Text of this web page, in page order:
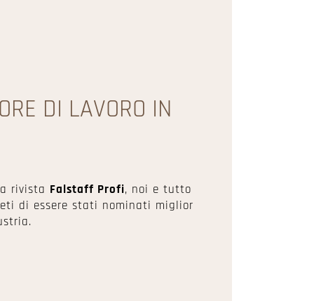
DI LAVORO IN
rivista Falstaff Profi, noi e tutto
di essere stati nominati miglior